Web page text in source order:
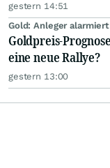
gestern 14:51
Gold: Anleger alarmiert
Goldpreis-
eine neue Rallye?
gestern 13:00